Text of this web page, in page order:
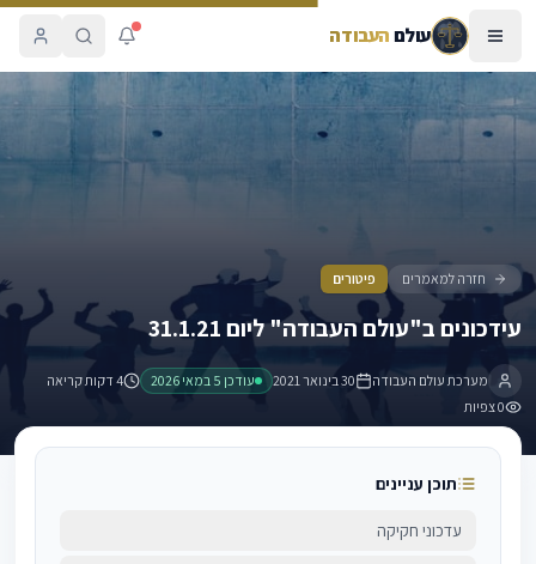
עולםהעבודה
עידכונים ב"עולם העבודה" ליום 31.1.21
חזרה למאמרים פיטורים
עידכונים ב"עולם העבודה" ליום 31.1.21
מערכת עולם העבודה 30 בינואר 2021 עודכן 5 במאי 2026
4 דקות קריאה
0צפיות
תוכן עניינים
עדכוני חקיקה